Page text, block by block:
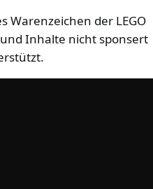
Warenzeichen der LEGO
Inhalte nicht sponsert